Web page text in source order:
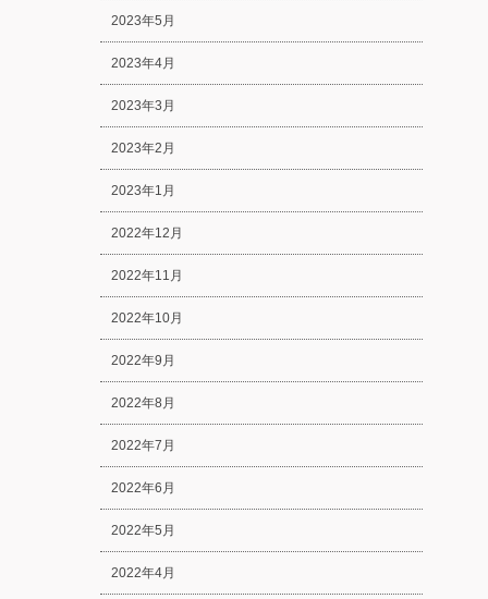
2023年5月
2023年4月
2023年3月
2023年2月
2023年1月
2022年12月
2022年11月
2022年10月
2022年9月
2022年8月
2022年7月
2022年6月
2022年5月
2022年4月